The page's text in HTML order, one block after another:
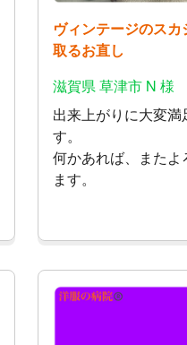
ヴィンテージのス
取るお直し
滋賀県 草津市 N 様
出来上がりに大変
す。
何かあれば、また
ます。